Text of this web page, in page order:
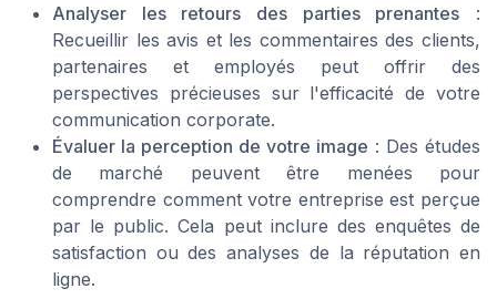
Analyser les retours des parties prenantes :
Recueillir les avis et les commentaires des clients,
partenaires et employés peut offrir des
perspectives précieuses sur l'efficacité de votre
communication corporate.
Évaluer la perception de votre image : Des études
de marché peuvent être menées pour
comprendre comment votre entreprise est perçue
par le public. Cela peut inclure des enquêtes de
satisfaction ou des analyses de la réputation en
ligne.